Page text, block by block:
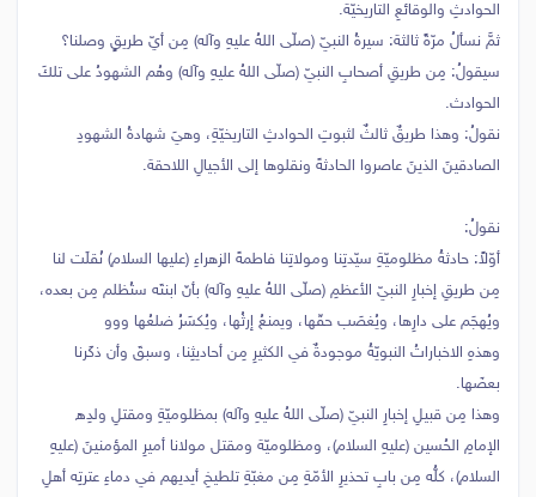
الحوادثِ والوقائعِ التاريخيّة.
ثمَّ نسألُ مرّةً ثالثة: سيرةُ النبيّ (صلّى اللهُ عليهِ وآله) مِن أيّ طريقٍ وصلنا؟
سيقولُ: مِن طريقِ أصحابِ النبيّ (صلّى اللهُ عليهِ وآله) وهُم الشهودُ على تلكَ
الحوادث.
نقولُ: وهذا طريقٌ ثالثٌ لثبوتِ الحوادثِ التاريخيّةِ، وهيَ شهادةُ الشهودِ
الصادقينَ الذينَ عاصروا الحادثةَ ونقلوها إلى الأجيالِ اللاحقة.
نقولُ:
أوّلاً: حادثةُ مظلوميّةِ سيّدتِنا ومولاتِنا فاطمةَ الزهراءِ (عليها السلام) نُقلَت لنا
مِن طريقِ إخبارِ النبيّ الأعظمِ (صلّى اللهُ عليهِ وآله) بأنّ ابنتَه ستُظلم مِن بعده،
ويُهجَم على دارِها، ويُغصَب حقّها، ويمنعُ إرثُها، ويُكسَرُ ضلعُها ووو
وهذهِ الاخباراتُ النبويّةُ موجودةٌ في الكثيرِ مِن أحاديثِنا، وسبقَ وأن ذكَرنا
بعضَها.
وهذا مِن قبيلِ إخبارِ النبيّ (صلّى اللهُ عليهِ وآله) بمظلوميّةِ ومقتلِ ولدِه
الإمامِ الحُسين (عليهِ السلام)، ومظلوميّة ومقتل مولانا أميرِ المؤمنينَ (عليهِ
السلام)، كلُّه مِن بابِ تحذيرِ الأمّةِ مِن مغبّةِ تلطيخِ أيديهم في دماءِ عترتِه أهلِ